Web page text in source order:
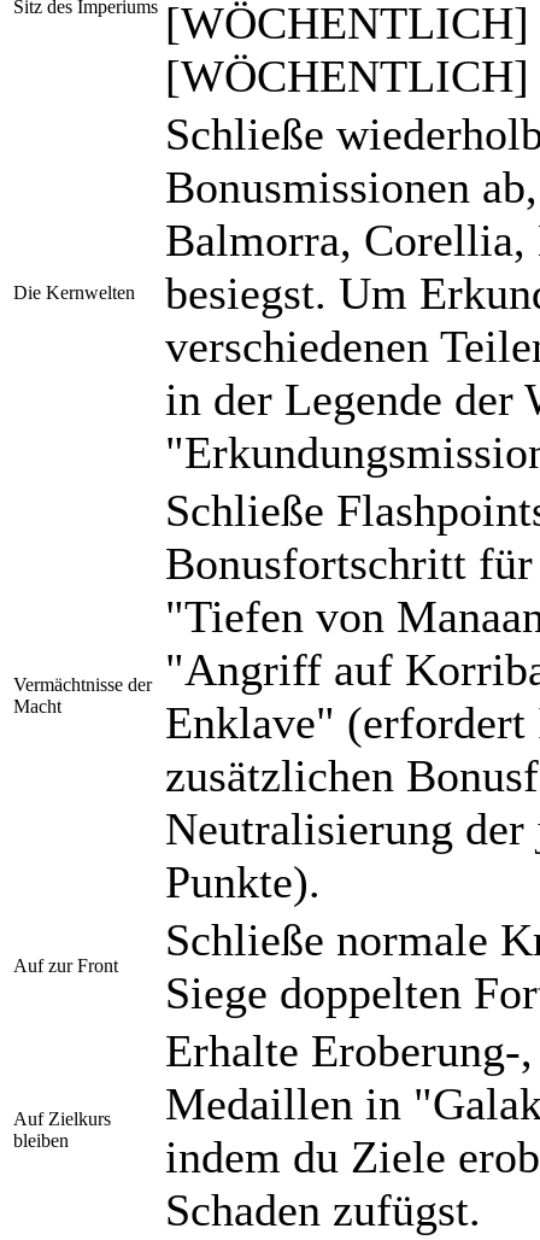
Sitz des Imperiums [WÖCHENTLICH]
[WÖCHENTLICH]
Die Kernwelten
Schließe
Bonusmissionen
Balmorra, Corellia,
besiegst. Um
verschiedenen
in der Legende der
Vermächtnisse der
Macht
Schließe
Bonusfortschritt
"Tiefen von
"Angriff auf
Enklave" (erfordert
zusätzlichen
Neutralisierung der
Punkte).
Auf zur Front
Schließe normale
Siege doppelten
Auf Zielkurs
bleiben
Erhalte Eroberung-
Medaillen in
indem du Ziele
Schaden zufügst.